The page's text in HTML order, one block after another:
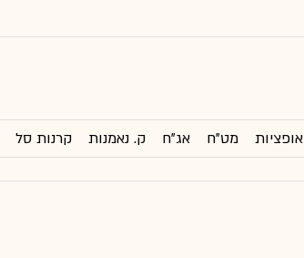
אופציות מט"ח אג"ח ק. נאמנות קרנות סל